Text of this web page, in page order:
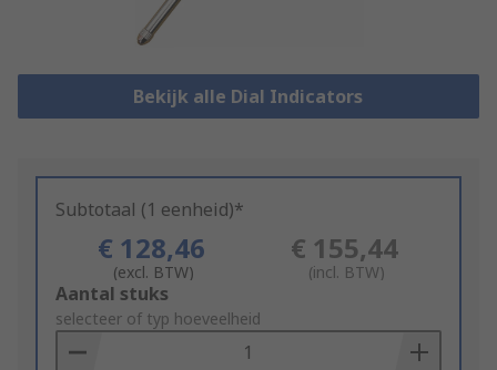
Bekijk alle Dial Indicators
Subtotaal (1 eenheid)*
€ 128,46
(excl. BTW)
€ 155,44
(incl. BTW)
Add
to
Basket
Aantal stuks
selecteer of typ hoeveelheid